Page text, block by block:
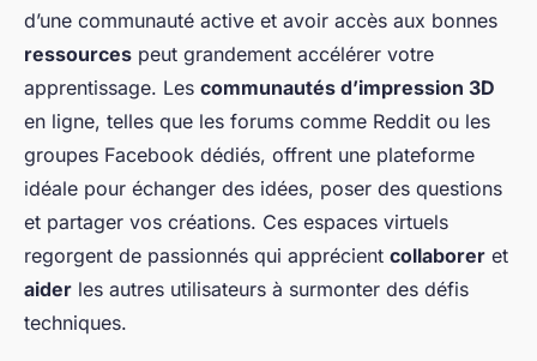
d’une communauté active et avoir accès aux bonnes
ressources peut grandement accélérer votre
apprentissage. Les communautés d’impression 3D
en ligne, telles que les forums comme Reddit ou les
groupes Facebook dédiés, offrent une plateforme
idéale pour échanger des idées, poser des questions
et partager vos créations. Ces espaces virtuels
regorgent de passionnés qui apprécient collaborer et
aider les autres utilisateurs à surmonter des défis
techniques.